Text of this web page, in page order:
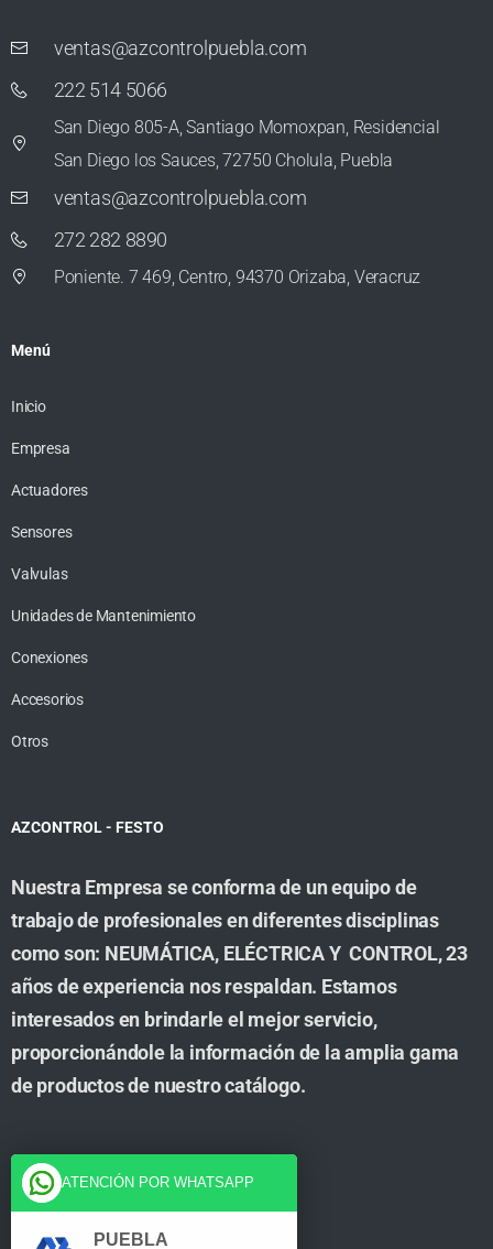
ventas@azcontrolpuebla.com
222 514 5066
San Diego 805-A, Santiago Momoxpan, Residencial
San Diego los Sauces, 72750 Cholula, Puebla
ventas@azcontrolpuebla.com
272 282 8890
Poniente. 7 469, Centro, 94370 Orizaba, Veracruz
Menú
Inicio
Empresa
Actuadores
Sensores
Valvulas
Unidades de Mantenimiento
Conexiones
Accesorios
Otros
AZCONTROL - FESTO
Nuestra Empresa se conforma de un equipo de
trabajo de profesionales en diferentes disciplinas
como son: NEUMÁTICA, ELÉCTRICA Y CONTROL, 23
años de experiencia nos respaldan. Estamos
interesados en brindarle el mejor servicio,
proporcionándole la información de la amplia gama
de productos de nuestro catálogo.
Cuenta
Tienda
ATENCIÓN POR WHATSAPP
PUEBLA